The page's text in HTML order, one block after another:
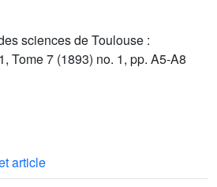
sciences de Toulouse :
Tome 7 (1893) no. 1, pp. A5-A8
article